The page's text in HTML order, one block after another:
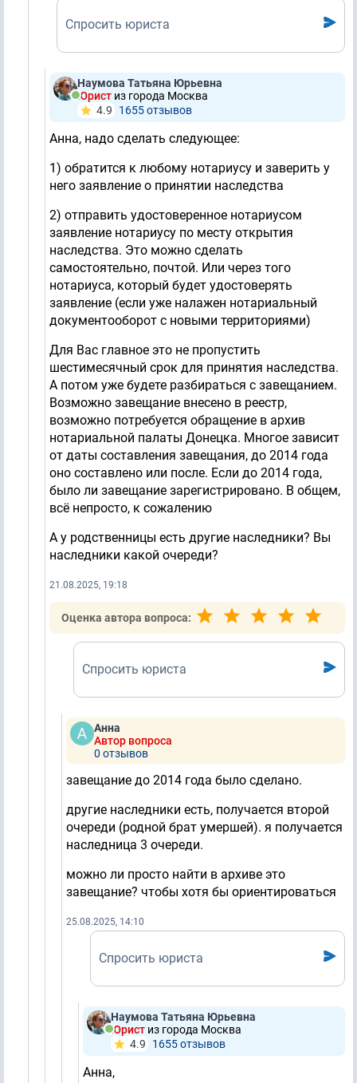
Спросить юриста
Наумова Татьяна Юрьевна
Юрист из города Москва
4.9
1655 отзывов
Анна, надо сделать следующее:
1) обратится к любому нотариусу и заверить у
него заявление о принятии наследства
2) отправить удостоверенное нотариусом
заявление нотариусу по месту открытия
наследства. Это можно сделать
самостоятельно, почтой. Или через того
нотариуса, который будет удостоверять
заявление (если уже налажен нотариальный
документооборот с новыми территориями)
Для Вас главное это не пропустить
шестимесячный срок для принятия наследства.
А потом уже будете разбираться с завещанием.
Возможно завещание внесено в реестр,
возможно потребуется обращение в архив
нотариальной палаты Донецка. Многое зависит
от даты составления завещания, до 2014 года
оно составлено или после. Если до 2014 года,
было ли завещание зарегистрировано. В общем,
всё непросто, к сожалению
А у родственницы есть другие наследники? Вы
наследники какой очереди?
21.08.2025, 19:18
Оценка автора вопроса:
Спросить юриста
Анна
Автор вопроса
0 отзывов
завещание до 2014 года было сделано.
другие наследники есть, получается второй
очереди (родной брат умершей). я получается
наследница 3 очереди.
можно ли просто найти в архиве это
завещание? чтобы хотя бы ориентироваться
25.08.2025, 14:10
Спросить юриста
Наумова Татьяна Юрьевна
Юрист из города Москва
4.9
1655 отзывов
Анна,